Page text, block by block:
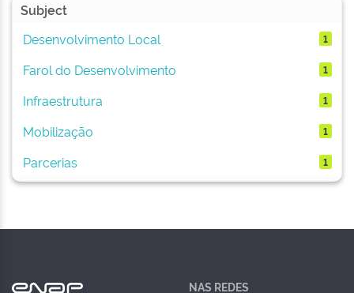
Subject
Desenvolvimento Local
1
Farol do Desenvolvimento 1
Infraestrutura 1
Mobilização 1
Parcerias 1
NAS REDES